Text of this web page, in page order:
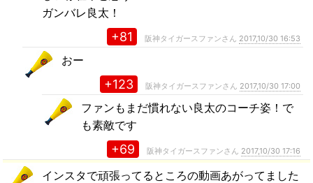
ガンバレ良太！
+81 阪神タイガースファンさん 2017,10/30 16:53
おー
+123 阪神タイガースファンさん 2017,10/30 17:00
ファンもまだ慣れない良太のコーチ姿！で
も素敵です
+69 阪神タイガースファンさん 2017,10/30 17:16
インスタで頑張ってるところの動画あがってました